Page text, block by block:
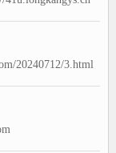
20240712/3.html